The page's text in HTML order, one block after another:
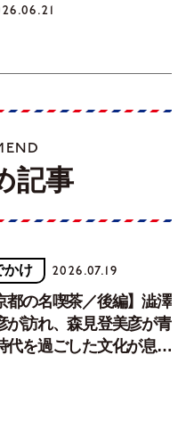
記事
かけ 2026.07.19
都の名喫茶／後編】澁澤
が訪れ、森見登美彦が青
代を過ごした文化が息づ